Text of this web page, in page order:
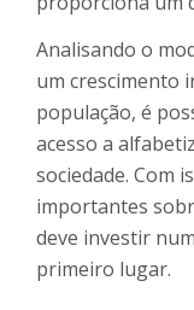
Analisando o
um crescimento
população, é
acesso a
sociedade. Com
importantes
deve investir
primeiro lugar.